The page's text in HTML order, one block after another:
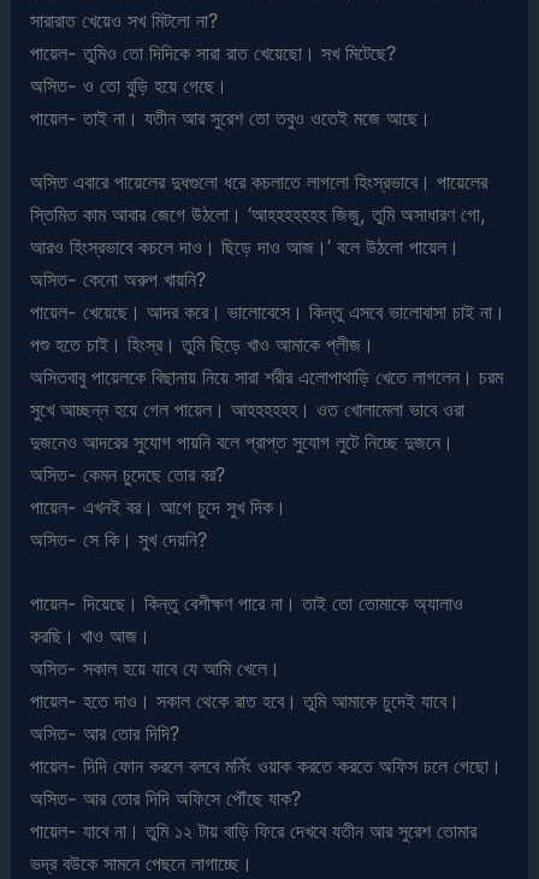
সারারাত খেয়েও সখ মিটলো না?
পায়েল- তুমিও তো দিদিকে সারা রাত খেয়েছো। সখ মিটেছে?
অসিত- ও তো বুড়ি হয়ে গেছে।
পায়েল- তাই না। যতীন আর সুরেশ তো তবুও ওতেই মজে আছে।
অসিত এবারে পায়েলের দুধগুলো ধরে কচলাতে লাগলো হিংস্রভাবে। পায়েলের
স্তিমিত কাম আবার জেগে উঠলো। ‘আহহহহহহহ জিজু, তুমি অসাধারণ গো,
আরও হিংস্রভাবে কচলে দাও। ছিড়ে দাও আজ।’ বলে উঠলো পায়েল।
অসিত- কেনো অরুপ খায়নি?
পায়েল- খেয়েছে। আদর করে। ভালোবেসে। কিন্তু এসবে ভালোবাসা চাই না।
পশু হতে চাই। হিংস্র। তুমি ছিড়ে খাও আমাকে প্লীজ।
অসিতবাবু পায়েলকে বিছানায় নিয়ে সারা শরীর এলোপাথাড়ি খেতে লাগলেন। চরম
সুখে আচ্ছন্ন হয়ে গেল পায়েল। আহহহহহহ। ওত খোলামেলা ভাবে ওরা
দুজনেও আদরের সুযোগ পায়নি বলে প্রাপ্ত সুযোগ লুটে নিচ্ছে দুজনে।
অসিত- কেমন চুদেছে তোর বর?
পায়েল- এখনই বর। আগে চুদে সুখ দিক।
অসিত- সে কি। সুখ দেয়নি?
পায়েল- দিয়েছে। কিন্তু বেশীক্ষণ পারে না। তাই তো তোমাকে অ্যালাও
করছি। খাও আজ।
অসিত- সকাল হয়ে যাবে যে আমি খেলে।
পায়েল- হতে দাও। সকাল থেকে রাত হবে। তুমি আমাকে চুদেই যাবে।
অসিত- আর তোর দিদি?
পায়েল- দিদি ফোন করলে বলবে মর্নিং ওয়াক করতে করতে অফিস চলে গেছো।
অসিত- আর তোর দিদি অফিসে পৌঁছে যাক?
পায়েল- যাবে না। তুমি ১২ টায় বাড়ি ফিরে দেখবে যতীন আর সুরেশ তোমার
ভদ্র বউকে সামনে পেছনে লাগাচ্ছে।